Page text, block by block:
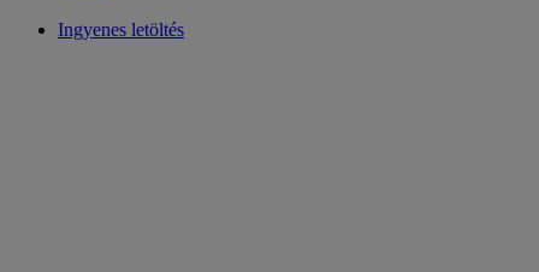
Ingyenes letöltés